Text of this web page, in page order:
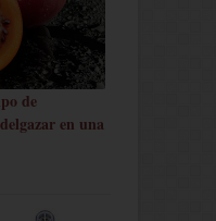
de
en una